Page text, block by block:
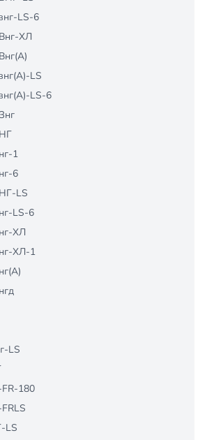
LS-6
ХЛ
LS
LS-6
1
6
LS
LS-6
ХЛ
ХЛ-1
LS
180
LS